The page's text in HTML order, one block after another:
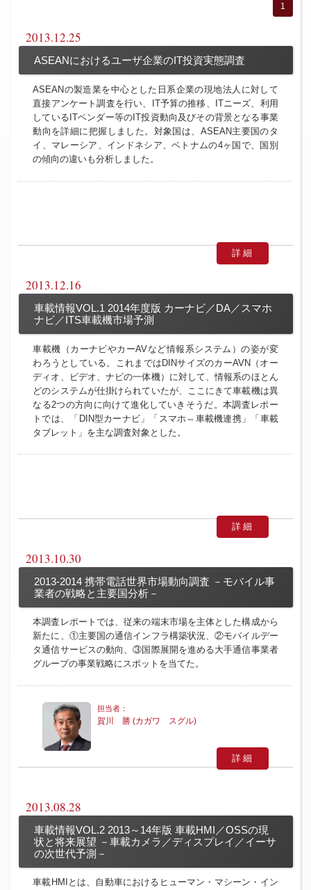
1
2013.12.25
ASEANにおけるユーザ企業のIT投資実態調査
ASEANの製造業を中心とした日系企業の現地法人に対して
直接アンケート調査を行い、IT予算の推移、ITニーズ、利用
しているITベンダー等のIT投資動向及びその背景となる事業
動向を詳細に把握しました。対象国は、ASEAN主要国のタ
イ、マレーシア、インドネシア、ベトナムの4ヶ国で、国別
の傾向の違いも分析しました。
詳細
2013.12.16
車載情報VOL.1 2014年度版 カーナビ／DA／スマホ
ナビ／ITS車載機市場予測
車載機（カーナビやカーAVなど情報系システム）の姿が変
わろうとしている。これまではDINサイズのカーAVN（オー
ディオ、ビデオ、ナビの一体機）に対して、情報系のほとん
どのシステムが仕掛けられていたが、ここにきて車載機は異
なる2つの方向に向けて進化していきそうだ。本調査レポー
トでは、「DIN型カーナビ」「スマホ⇔車載機連携」「車載
タブレット」を主な調査対象とした。
詳細
2013.10.30
2013-2014 携帯電話世界市場動向調査 －モバイル事
業者の戦略と主要国分析－
本調査レポートでは、従来の端末市場を主体とした構成から
新たに、①主要国の通信インフラ構築状況、②モバイルデー
タ通信サービスの動向、③国際展開を進める大手通信事業者
グループの事業戦略にスポットを当てた。
賀川 勝 (カガワ スグル)
詳細
2013.08.28
車載情報VOL.2 2013～14年版 車載HMI／OSSの現
状と将来展望 －車載カメラ／ディスプレイ／イーサ
の次世代予測－
車載HMIとは、自動車におけるヒューマン・マシーン・イン